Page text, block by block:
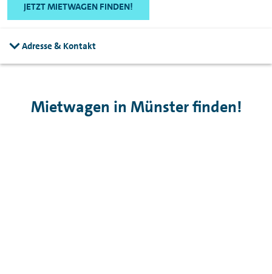
JETZT MIETWAGEN FINDEN!
Adresse & Kontakt
Mietwagen in Münster finden!